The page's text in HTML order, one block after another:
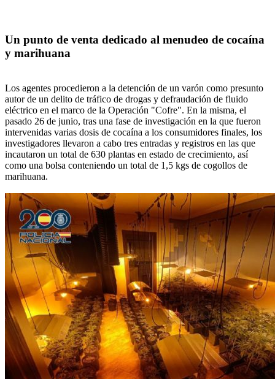
Un punto de venta dedicado al menudeo de cocaína
y marihuana
Los agentes procedieron a la detención de un varón como presunto
autor de un delito de tráfico de drogas y defraudación de fluido
eléctrico en el marco de la Operación "Cofre". En la misma, el
pasado 26 de junio, tras una fase de investigación en la que fueron
intervenidas varias dosis de cocaína a los consumidores finales, los
investigadores llevaron a cabo tres entradas y registros en las que
incautaron un total de 630 plantas en estado de crecimiento, así
como una bolsa conteniendo un total de 1,5 kgs de cogollos de
marihuana.